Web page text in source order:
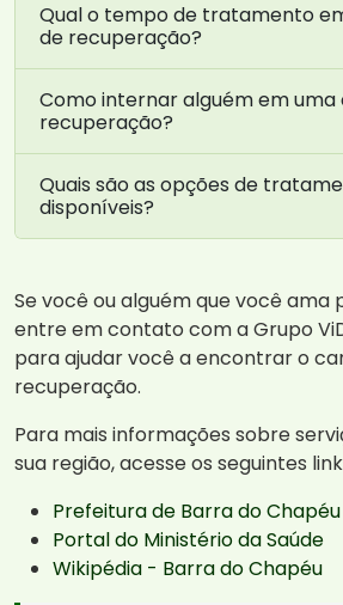
Qual o tempo de tratamento
de recuperação?
Como internar alguém em uma
recuperação?
Quais são as opções de
disponíveis?
Se você ou alguém que você ama
entre em contato com a Grupo
para ajudar você a encontrar o
recuperação.
Para mais informações sobre
sua região, acesse os seguintes
Prefeitura de Barra do Chapéu
Portal do Ministério da Saúde
Wikipédia - Barra do Chapéu